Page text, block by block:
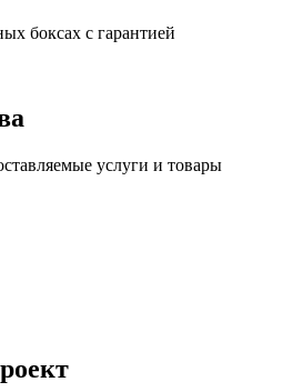
боксах с гарантией
услуги и товары